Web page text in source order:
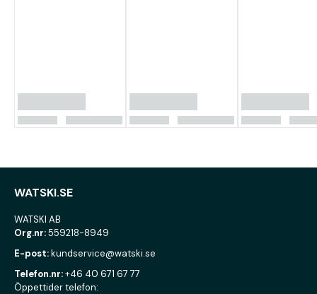
WATSKI.SE
WATSKI AB
Org.nr:559218-8949
E-post:kundservice@watski.se
Telefon.nr:+46 40 671 67 77
Öppettider telefon: